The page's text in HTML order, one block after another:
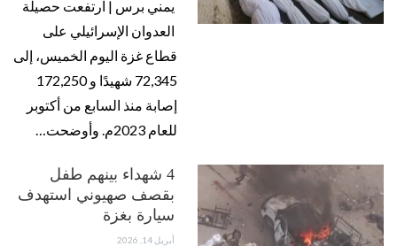
يمني برس | ارتفعت حصيلة
العدوان الإسرائيلي على
قطاع غزة اليوم الخميس، إلى
72,345 شهيدًا و 172,250
إصابة منذ السابع من أكتوبر
للعام 2023م. وأوضحت…
4 شهداء بينهم طفل
بقصف صهيوني استهدف
سيارة بغزة
أبريل 14, 2026